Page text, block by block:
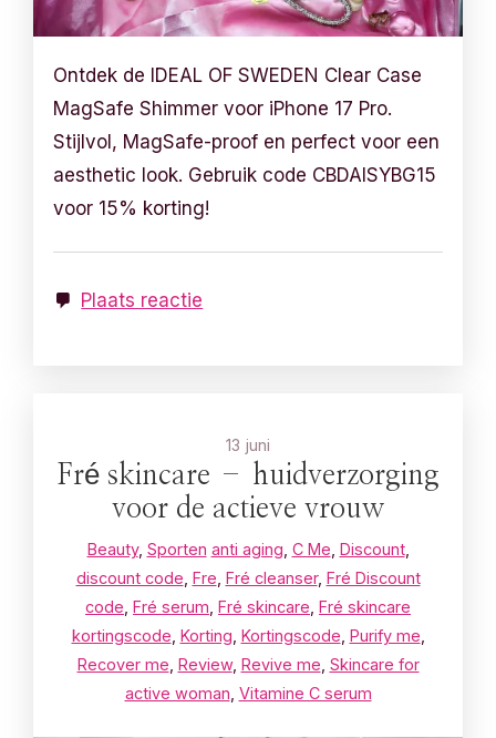
Ontdek de IDEAL OF SWEDEN Clear Case
MagSafe Shimmer voor iPhone 17 Pro.
Stijlvol, MagSafe-proof en perfect voor een
aesthetic look. Gebruik code CBDAISYBG15
voor 15% korting!
Plaats reactie
13 juni
Fré skincare – huidverzorging
voor de actieve vrouw
Beauty, Sporten anti aging C Me Discount,
discount code Fre Fré cleanser, Fré Discount
code Fré serum Fré skincare Fré skincare
kortingscode Korting Kortingscode Purify me
Recover me Review, Revive me Skincare for
active woman Vitamine C serum